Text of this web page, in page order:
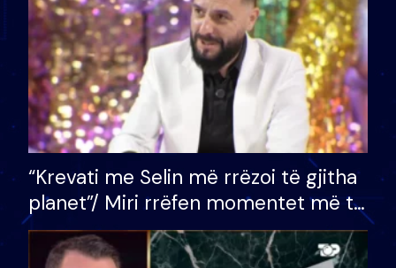
“Krevati me Selin më rrëzoi të gjitha
planet”/ Miri rrëfen momentet më të
bukura në shtëpinë e BB VIP: Do më
mungojë zilja e mëngjesit kur…